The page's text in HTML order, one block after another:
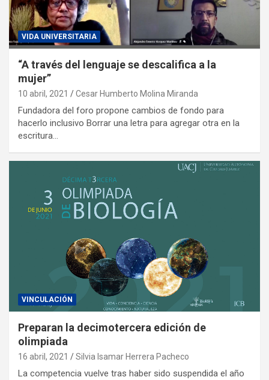
VIDA UNIVERSITARIA
“A través del lenguaje se descalifica a la
mujer”
10 abril, 2021 Cesar Humberto Molina Miranda
Fundadora del foro propone cambios de fondo para
hacerlo inclusivo Borrar una letra para agregar otra en la
escritura…
VINCULACIÓN
Preparan la decimotercera edición de
olimpiada
16 abril, 2021 Silvia Isamar Herrera Pacheco
La competencia vuelve tras haber sido suspendida el año